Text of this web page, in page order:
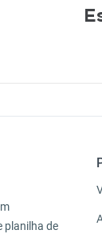
planilha de